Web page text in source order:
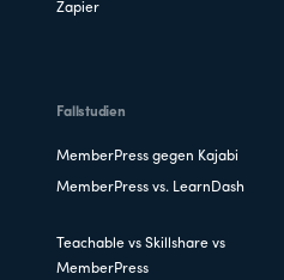
Zapier
Fallstudien
MemberPress gegen Kajabi
MemberPress vs. LearnDash
Teachable vs Skillshare vs
MemberPress